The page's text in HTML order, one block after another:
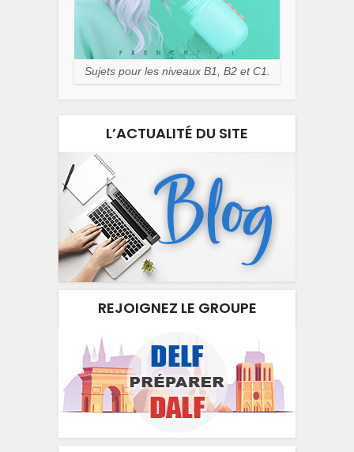
Sujets pour les niveaux B1, B2 et C1.
L’ACTUALITÉ DU SITE
REJOIGNEZ LE GROUPE